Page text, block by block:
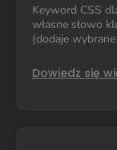
Keyword CSS
własne słowo
(dodaje
Dowiedz się